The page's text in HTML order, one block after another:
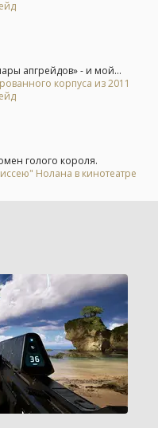
апгрейдов» - и мой...
корпуса из 2011
голого короля.
Нолана в кинотеатре